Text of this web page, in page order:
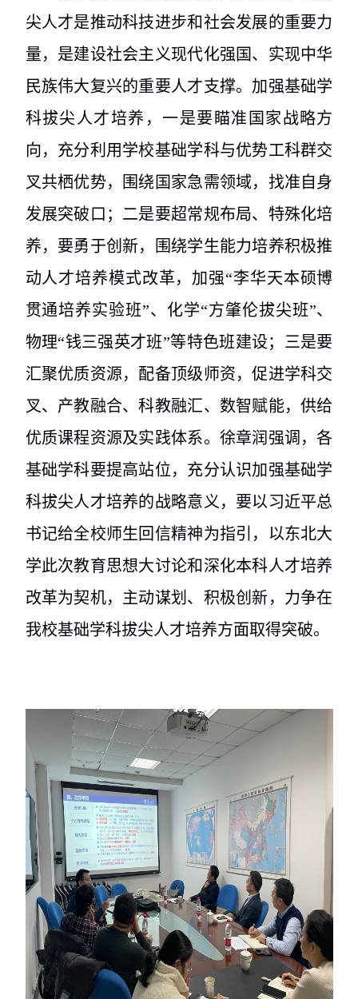
尖人才是推动科技进步和社会发展的重要力
量，是建设社会主义现代化强国、实现中华
民族伟大复兴的重要人才支撑。加强基础学
科拔尖人才培养，一是要瞄准国家战略方
向，充分利用学校基础学科与优势工科群交
叉共栖优势，围绕国家急需领域，找准自身
发展突破口；二是要超常规布局、特殊化培
养，要勇于创新，围绕学生能力培养积极推
动人才培养模式改革，加强“李华天本硕博
贯通培养实验班”、化学“方肇伦拔尖班”、
物理“钱三强英才班”等特色班建设；三是要
汇聚优质资源，配备顶级师资，促进学科交
叉、产教融合、科教融汇、数智赋能，供给
优质课程资源及实践体系。徐章润强调，各
基础学科要提高站位，充分认识加强基础学
科拔尖人才培养的战略意义，要以习近平总
书记给全校师生回信精神为指引，以东北大
学此次教育思想大讨论和深化本科人才培养
改革为契机，主动谋划、积极创新，力争在
我校基础学科拔尖人才培养方面取得突破。